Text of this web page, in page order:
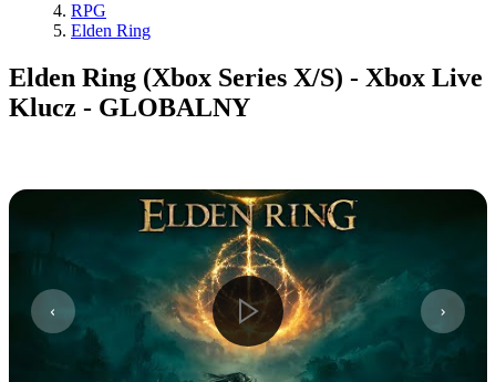
RPG
Elden Ring
Elden Ring (Xbox Series X/S) - Xbox Live
Klucz - GLOBALNY